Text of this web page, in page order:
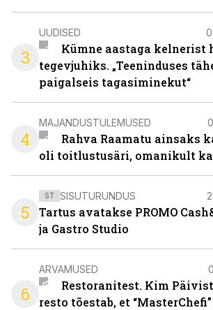
3
UUDISED
Kümne aastaga kelnerist
tegevjuhiks. „Teeninduses
paigalseis tagasiminekut“
4
MAJANDUSTULEMUSED
Rahva Raamatu ainsaks
oli toitlustusäri, omanikult
5
ST SISUTURUNDUS
Tartus avatakse PROMO
ja Gastro Studio
6
ARVAMUSED
Restoranitest. Kim
resto tõestab, et